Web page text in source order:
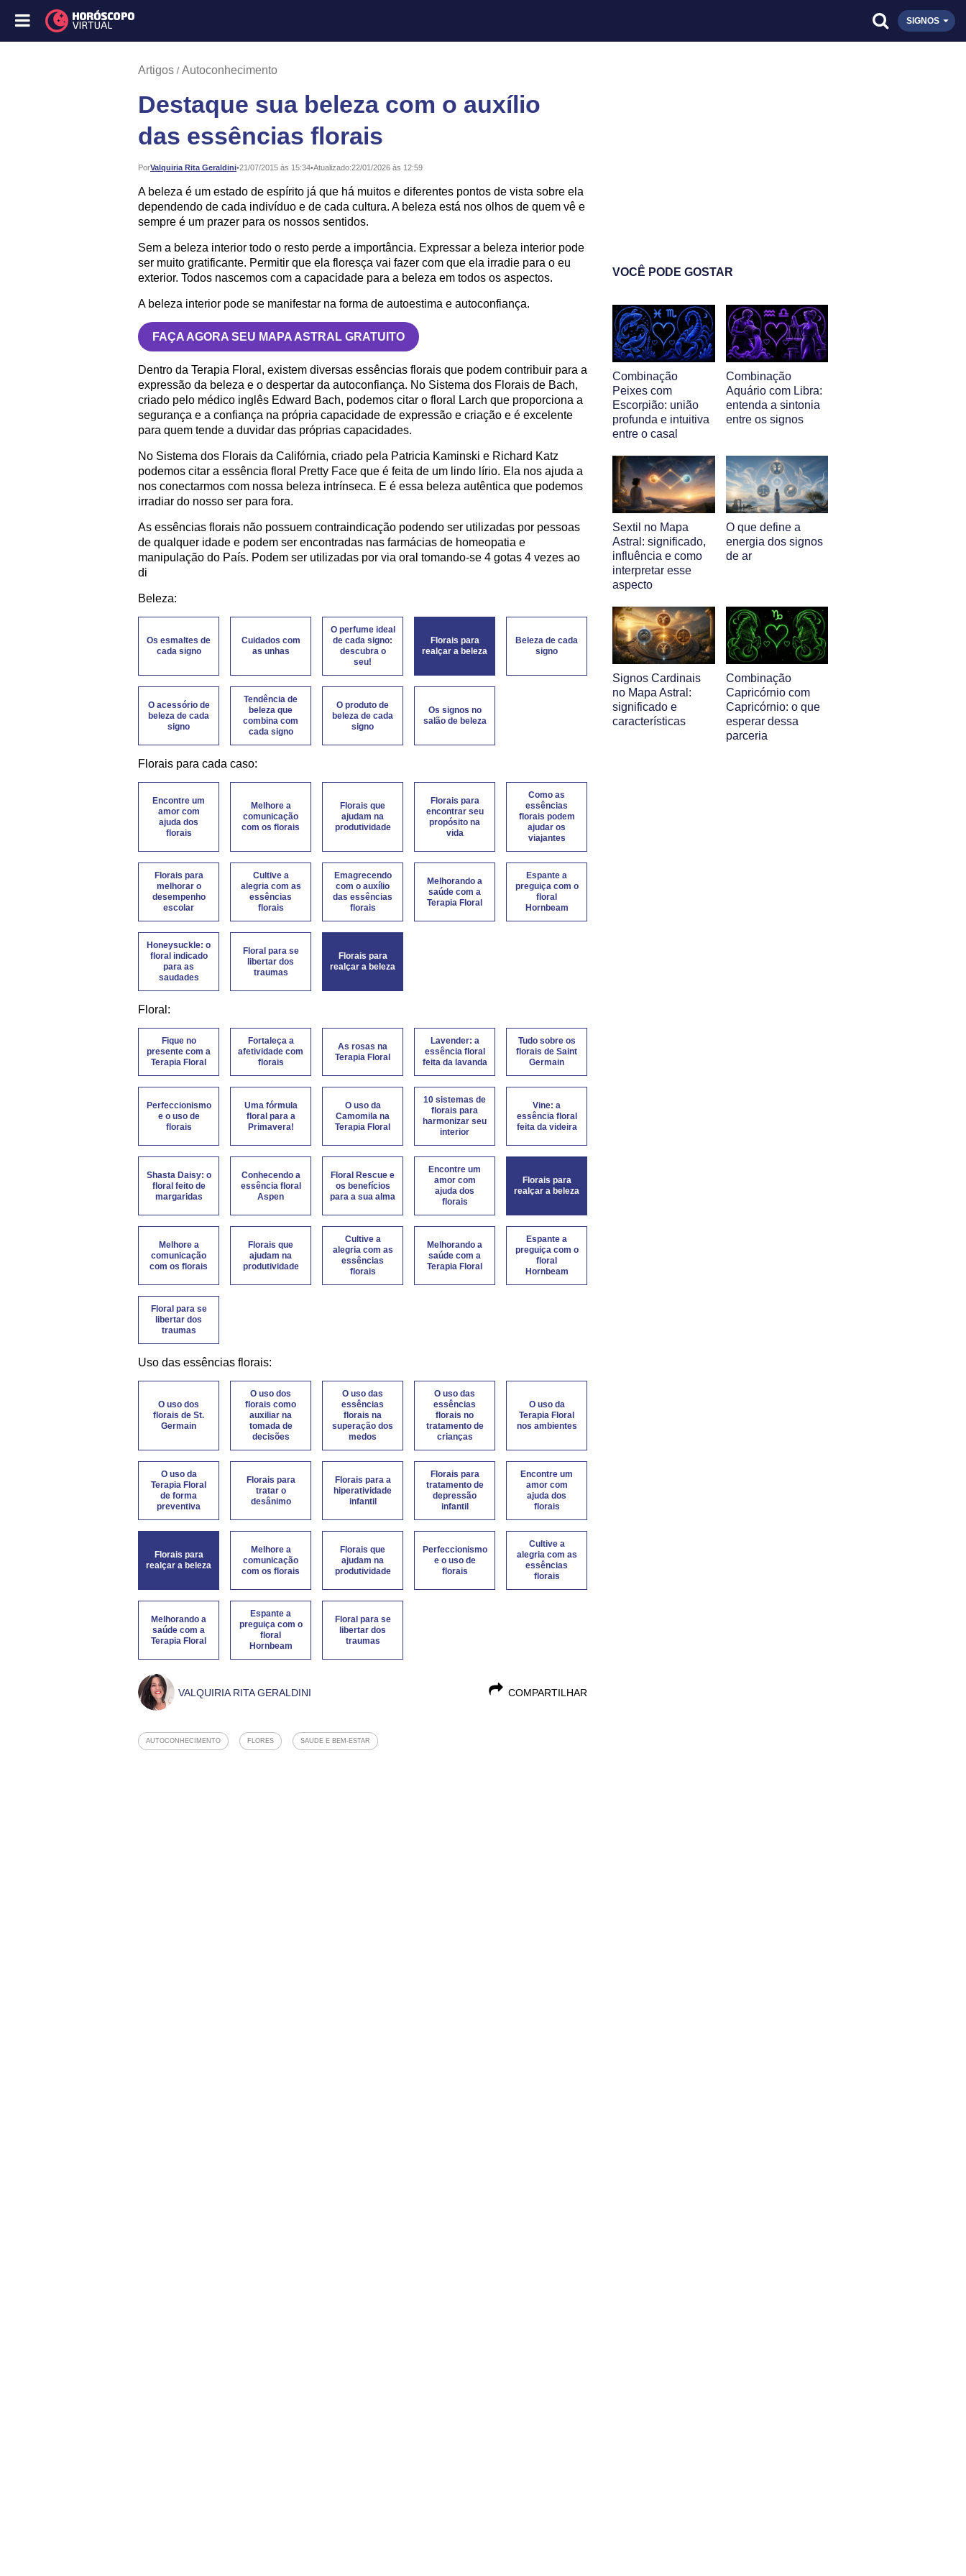
SIGNOS
Artigos Autoconhecimento
Destaque sua beleza com o auxílio
das essências florais
PorValquiria Rita Geraldini•
Publicado: 21/07/2015 às 15:34•Atualizado:22/01/2026 às 12:59
A beleza é um estado de espírito já que há muitos e diferentes pontos de vista sobre ela
dependendo de cada indivíduo e de cada cultura. A beleza está nos olhos de quem vê e
sempre é um prazer para os nossos sentidos.
Sem a beleza interior todo o resto perde a importância. Expressar a beleza interior pode
ser muito gratificante. Permitir que ela floresça vai fazer com que ela irradie para o eu
exterior. Todos nascemos com a capacidade para a beleza em todos os aspectos.
A beleza interior pode se manifestar na forma de autoestima e autoconfiança.
FAÇA AGORA SEU MAPA ASTRAL GRATUITO
Dentro da Terapia Floral, existem diversas essências florais que podem contribuir para a
expressão da beleza e o despertar da autoconfiança. No Sistema dos Florais de Bach,
criado pelo médico inglês Edward Bach, podemos citar o floral Larch que proporciona a
segurança e a confiança na própria capacidade de expressão e criação e é excelente
para quem tende a duvidar das próprias capacidades.
No Sistema dos Florais da Califórnia, criado pela Patricia Kaminski e Richard Katz
podemos citar a essência floral Pretty Face que é feita de um lindo lírio. Ela nos ajuda a
nos conectarmos com nossa beleza intrínseca. E é essa beleza autêntica que podemos
irradiar do nosso ser para fora.
As essências florais não possuem contraindicação podendo ser utilizadas por pessoas
de qualquer idade e podem ser encontradas nas farmácias de homeopatia e
manipulação do País. Podem ser utilizadas por via oral tomando-se 4 gotas 4 vezes ao
di
Beleza:
Os esmaltes de
cada signo
Cuidados com
as unhas
O perfume ideal
de cada signo:
descubra o
seu!
Florais para
realçar a beleza
Beleza de cada
signo
O acessório de
beleza de cada
signo
Tendência de
beleza que
combina com
cada signo
O produto de
beleza de cada
signo
Os signos no
salão de beleza
Florais para cada caso:
Encontre um
amor com
ajuda dos
florais
Melhore a
comunicação
com os florais
Florais que
ajudam na
produtividade
Florais para
encontrar seu
propósito na
vida
Como as
essências
florais podem
ajudar os
viajantes
Florais para
melhorar o
desempenho
escolar
Cultive a
alegria com as
essências
florais
Emagrecendo
com o auxílio
das essências
florais
Melhorando a
saúde com a
Terapia Floral
Espante a
preguiça com o
floral
Hornbeam
Honeysuckle: o
floral indicado
para as
saudades
Floral para se
libertar dos
traumas
Florais para
realçar a beleza
Floral:
Fique no
presente com a
Terapia Floral
Fortaleça a
afetividade com
florais
As rosas na
Terapia Floral
Lavender: a
essência floral
feita da lavanda
Tudo sobre os
florais de Saint
Germain
Perfeccionismo
e o uso de
florais
Uma fórmula
floral para a
Primavera!
O uso da
Camomila na
Terapia Floral
10 sistemas de
florais para
harmonizar seu
interior
Vine: a
essência floral
feita da videira
Shasta Daisy: o
floral feito de
margaridas
Conhecendo a
essência floral
Aspen
Floral Rescue e
os benefícios
para a sua alma
Encontre um
amor com
ajuda dos
florais
Florais para
realçar a beleza
Melhore a
comunicação
com os florais
Florais que
ajudam na
produtividade
Cultive a
alegria com as
essências
florais
Melhorando a
saúde com a
Terapia Floral
Espante a
preguiça com o
floral
Hornbeam
Floral para se
libertar dos
traumas
Uso das essências florais:
O uso dos
florais de St.
Germain
O uso dos
florais como
auxiliar na
tomada de
decisões
O uso das
essências
florais na
superação dos
medos
O uso das
essências
florais no
tratamento de
crianças
O uso da
Terapia Floral
nos ambientes
O uso da
Terapia Floral
de forma
preventiva
Florais para
tratar o
desânimo
Florais para a
hiperatividade
infantil
Florais para
tratamento de
depressão
infantil
Encontre um
amor com
ajuda dos
florais
Florais para
realçar a beleza
Melhore a
comunicação
com os florais
Florais que
ajudam na
produtividade
Perfeccionismo
e o uso de
florais
Cultive a
alegria com as
essências
florais
Melhorando a
saúde com a
Terapia Floral
Espante a
preguiça com o
floral
Hornbeam
Floral para se
libertar dos
traumas
COMPARTILHAR
VALQUIRIA RITA GERALDINI
AUTOCONHECIMENTO FLORES SAUDE E BEM-ESTAR
VOCÊ PODE GOSTAR
Combinação
Peixes com
Escorpião: união
profunda e intuitiva
entre o casal
Combinação
Aquário com Libra:
entenda a sintonia
entre os signos
Sextil no Mapa
Astral: significado,
influência e como
interpretar esse
aspecto
O que define a
energia dos signos
de ar
Signos Cardinais
no Mapa Astral:
significado e
características
Combinação
Capricórnio com
Capricórnio: o que
esperar dessa
parceria